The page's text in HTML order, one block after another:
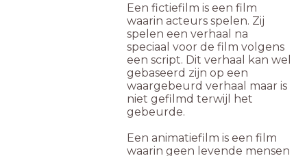
Een fictiefilm is een film
waarin acteurs spelen. Zij
spelen een verhaal na
speciaal voor de film volgens
een script. Dit verhaal kan wel
gebaseerd zijn op een
waargebeurd verhaal maar is
niet gefilmd terwijl het
gebeurde.
Een animatiefilm is een film
waarin geen levende mensen